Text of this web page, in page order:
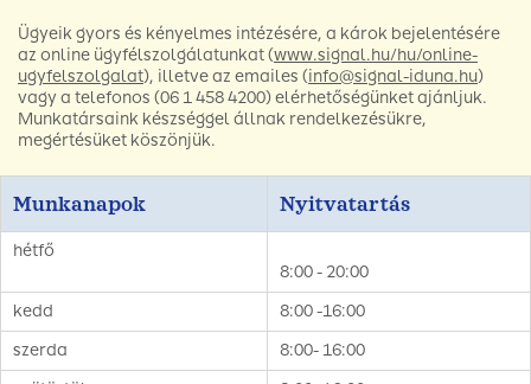
Ügyeik gyors és kényelmes intézésére, a károk bejelentésére
az online ügyfélszolgálatunkat (www.signal.hu/hu/online-
ugyfelszolgalat), illetve az emailes (info@signal-iduna.hu)
vagy a telefonos (06 1 458 4200) elérhetőségünket ajánljuk.
Munkatársaink készséggel állnak rendelkezésükre,
megértésüket köszönjük.
Munkanapok Nyitvatartás
hétfő
8:00 - 20:00
kedd
8:00 -16:00
szerda
8:00- 16:00